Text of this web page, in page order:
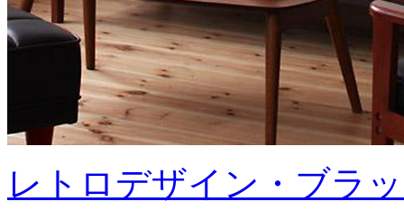
レトロデザイン・ブラ